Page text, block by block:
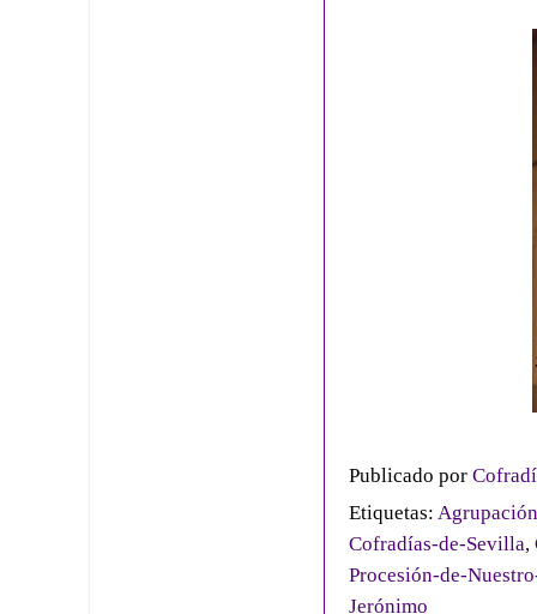
Publicado por
Etiquetas:
Cofradías-de-Sevilla,
Procesión-de-
Jerónimo